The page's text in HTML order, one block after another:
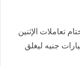
تعاملات الإثنين
وربح رأس المال السوقي 10 مليارات جنيه ليغلق